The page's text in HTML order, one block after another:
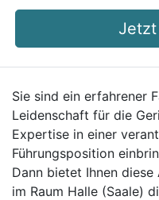
Sie sind ein erfahrener
Leidenschaft für die
Expertise in einer
Führungsposition
Dann bietet Ihnen
im Raum Halle (Saale)